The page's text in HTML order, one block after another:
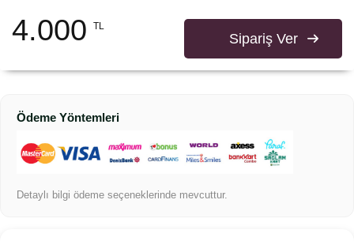
4.000 TL
Sipariş Ver
Ödeme Yöntemleri
Detaylı bilgi ödeme seçeneklerinde mevcuttur.